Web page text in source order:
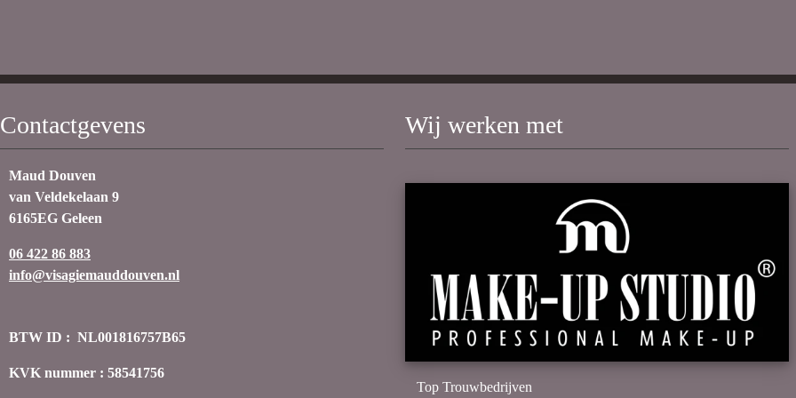
Contactgevens
Maud Douven
van Veldekelaan 9
6165EG Geleen
06 422 86 883
info@visagiemauddouven.nl
BTW ID : NL001816757B65
KVK nummer : 58541756
Wij werken met
Top Trouwbedrijven